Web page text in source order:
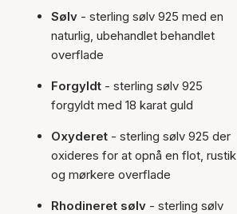
Sølv - sterling sølv 925 med en
naturlig, ubehandlet behandlet
overflade
Forgyldt - sterling sølv 925
forgyldt med 18 karat guld
Oxyderet - sterling sølv 925 der
oxideres for at opnå en flot, rustik
og mørkere overflade
Rhodineret sølv - sterling sølv